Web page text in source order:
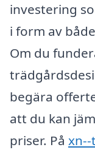
investering
i form av
Om du
begära
att du kan
priser. På